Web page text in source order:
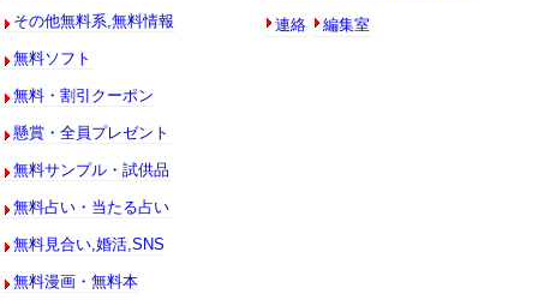
その他無料系,無料情報
無料ソフト
無料・割引クーポン
懸賞・全員プレゼント
無料サンプル・試供品
無料占い・当たる占い
無料見合い,婚活,SNS
無料漫画・無料本
連絡 編集室